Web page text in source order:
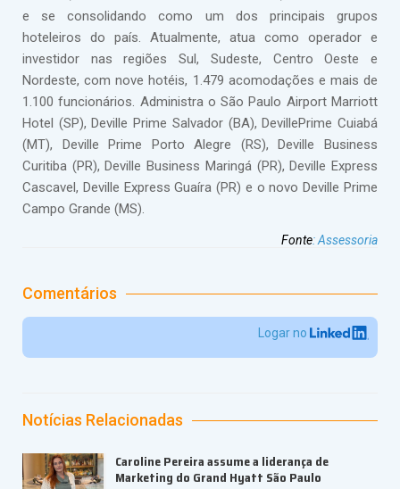
e se consolidando como um dos principais grupos
hoteleiros do país. Atualmente, atua como operador e
investidor nas regiões Sul, Sudeste, Centro Oeste e
Nordeste, com nove hotéis, 1.479 acomodações e mais de
1.100 funcionários. Administra o São Paulo Airport Marriott
Hotel (SP), Deville Prime Salvador (BA), DevillePrime Cuiabá
(MT), Deville Prime Porto Alegre (RS), Deville Business
Curitiba (PR), Deville Business Maringá (PR), Deville Express
Cascavel, Deville Express Guaíra (PR) e o novo Deville Prime
Campo Grande (MS).
Fonte:Assessoria
Comentários
Logar no
Notícias Relacionadas
Caroline Pereira assume a liderança de
Marketing do Grand Hyatt São Paulo